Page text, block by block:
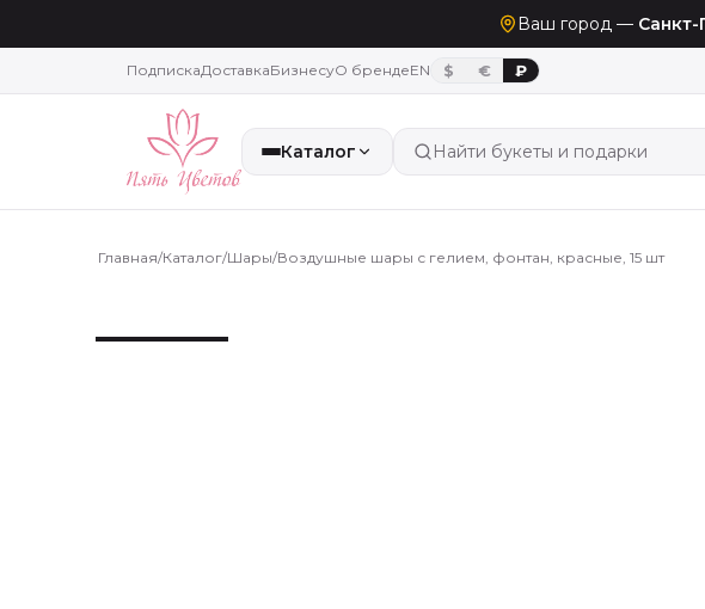
Ваш город —
ПодпискаДоставкаБизнесуО брендеEN $ € ₽
Каталог Найти букеты и подарки
Главная/Каталог/Шары/Воздушные шары с гелием, фонтан, красные, 15 шт